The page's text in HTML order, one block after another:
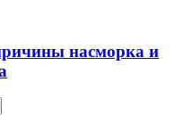
насморка и